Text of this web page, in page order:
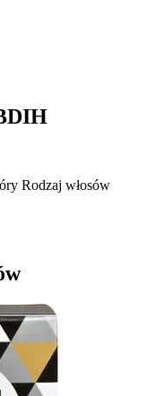
Rodzaj włosów